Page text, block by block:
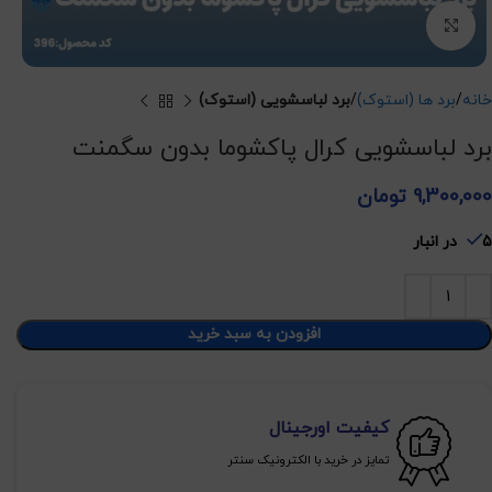
برای بزرگنمایی کلیک کنید
خانه برد ها (استوک) برد لباسشویی (استوک)
برد لباسشویی کرال پاکشوما بدون سگمنت
9,300,000 تومان
5 در انبار
افزودن به سبد خرید
کیفیت اورجینال
تمایز در خرید با الکترونیک سنتر